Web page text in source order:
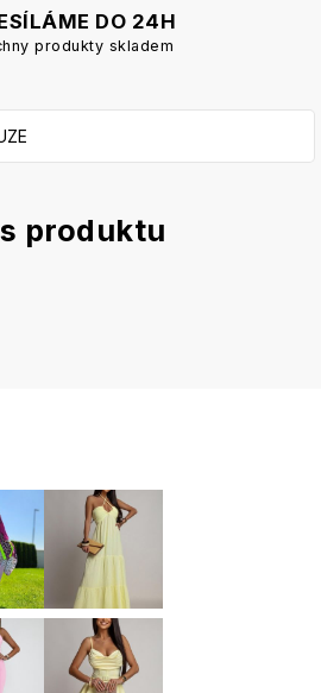
DO 24H
produkty skladem
produktu